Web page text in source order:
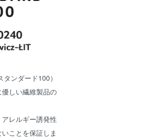
ンダード100）
しい繊維製品の
レルギー誘発性
ことを保証しま